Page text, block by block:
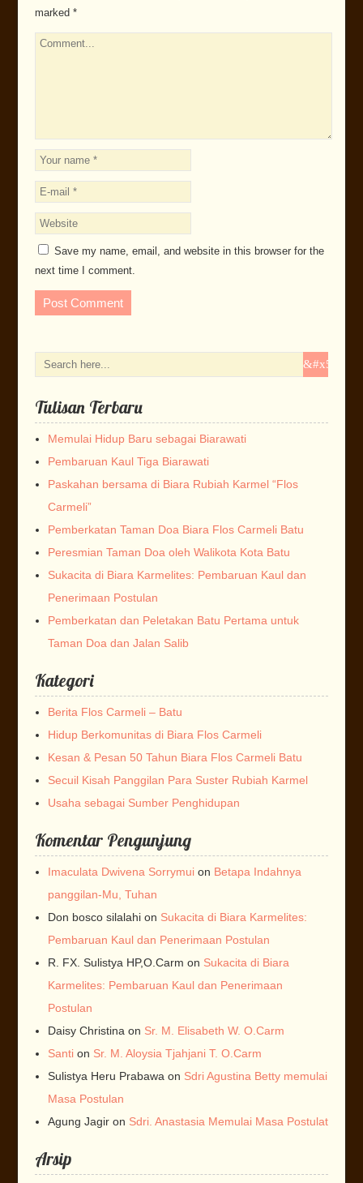
marked *
Save my name, email, and website in this browser for the
next time I comment.
Tulisan Terbaru
Memulai Hidup Baru sebagai Biarawati
Pembaruan Kaul Tiga Biarawati
Paskahan bersama di Biara Rubiah Karmel “Flos
Carmeli”
Pemberkatan Taman Doa Biara Flos Carmeli Batu
Peresmian Taman Doa oleh Walikota Kota Batu
Sukacita di Biara Karmelites: Pembaruan Kaul dan
Penerimaan Postulan
Pemberkatan dan Peletakan Batu Pertama untuk
Taman Doa dan Jalan Salib
Kategori
Berita Flos Carmeli – Batu
Hidup Berkomunitas di Biara Flos Carmeli
Kesan & Pesan 50 Tahun Biara Flos Carmeli Batu
Secuil Kisah Panggilan Para Suster Rubiah Karmel
Usaha sebagai Sumber Penghidupan
Komentar Pengunjung
Imaculata Dwivena Sorrymuion Betapa Indahnya
panggilan-Mu, Tuhan
Don bosco silalahion Sukacita di Biara Karmelites:
Pembaruan Kaul dan Penerimaan Postulan
R. FX. Sulistya HP,O.Carm on Sukacita di Biara
Karmelites: Pembaruan Kaul dan Penerimaan
Postulan
Daisy Christina on Sr. M. Elisabeth W. O.Carm
Santion Sr. M. Aloysia Tjahjani T. O.Carm
Sulistya Heru Prabawa on Sdri Agustina Betty memulai
Masa Postulan
Agung Jagiron Sdri. Anastasia Memulai Masa Postulat
Arsip